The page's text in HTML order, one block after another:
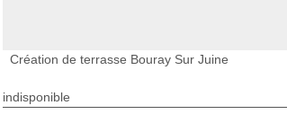
Création de terrasse Bouray Sur Juine
indisponible